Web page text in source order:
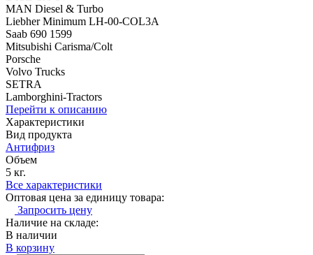
MAN Diesel & Turbo
Liebher Minimum LH-00-COL3A
Saab 690 1599
Mitsubishi Carisma/Colt
Porsche
Volvo Trucks
SETRA
Lamborghini-Tractors
Перейти к описанию
Характеристики
Вид продукта
Антифриз
Объем
5 кг.
Все характеристики
Оптовая цена за единицу товара:
Запросить цену
Наличие на складе:
В наличии
В корзину